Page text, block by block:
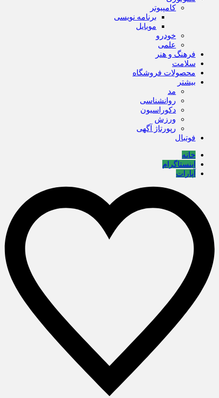
کامپیوتر
برنامه نویسی
موبایل
خودرو
علمی
فرهنگ و هنر
سلامت
محصولات فروشگاه
بیشتر
مد
روانشناسی
دکوراسیون
ورزش
رپورتاژ آگهی
فوتبال
خانه
اینستاگرام
آپارات